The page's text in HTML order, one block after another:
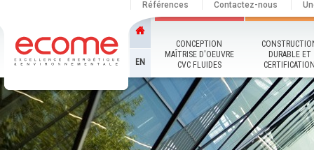
Références Contactez-nous
EN
CONCEPTION
MAÎTRISE D'OEUVRE
CVC FLUIDES
DURABLE ET